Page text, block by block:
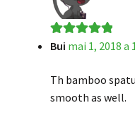
Note5sur 5
Bui mai 1, 2018 a
Th bamboo
smooth as well.